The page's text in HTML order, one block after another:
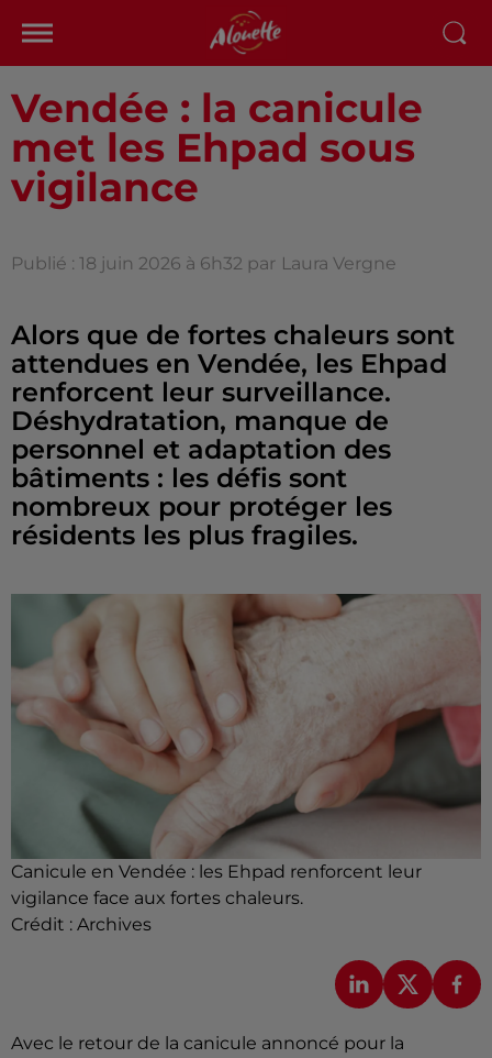
Vendée : la canicule
met les Ehpad sous
vigilance
Publié : 18 juin 2026 à 6h32 par Laura Vergne
Alors que de fortes chaleurs sont
attendues en Vendée, les Ehpad
renforcent leur surveillance.
Déshydratation, manque de
personnel et adaptation des
bâtiments : les défis sont
nombreux pour protéger les
résidents les plus fragiles.
Canicule en Vendée : les Ehpad renforcent leur
vigilance face aux fortes chaleurs.
Crédit : Archives
Avec le retour de la canicule annoncé pour la